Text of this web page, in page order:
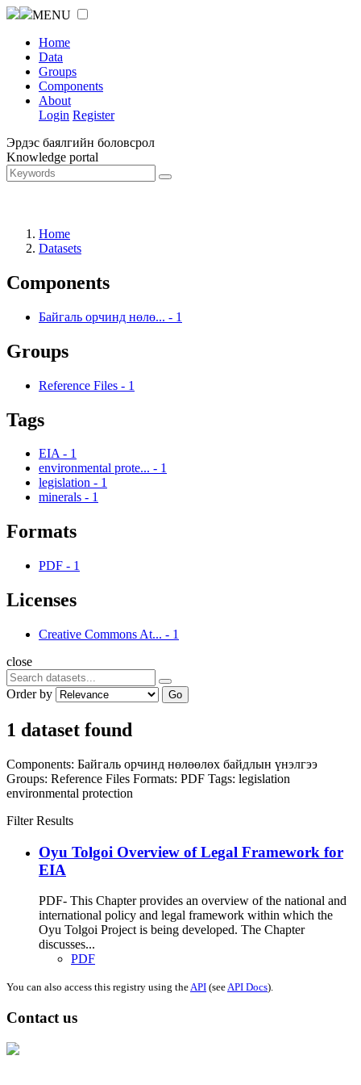
MENU
Home
Data
Groups
Components
About
Login Register
Эрдэс баялгийн боловсрол
Knowledge portal
Home
Datasets
Components
Байгаль орчинд нөлө... - 1
Groups
Reference Files - 1
Tags
EIA - 1
environmental prote... - 1
legislation - 1
minerals - 1
Formats
PDF - 1
Licenses
Creative Commons At... - 1
close
Order by Go
1 dataset found
Components: Байгаль орчинд нөлөөлөх байдлын үнэлгээ
Groups: Reference Files Formats: PDF Tags: legislation
environmental protection
Filter Results
Oyu Tolgoi Overview of Legal Framework for
EIA
PDF- This Chapter provides an overview of the national and
international policy and legal framework within which the
Oyu Tolgoi Project is being developed. The Chapter
discusses...
PDF
You can also access this registry using theAPI (seeAPI Docs).
Contact us